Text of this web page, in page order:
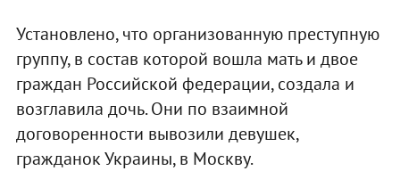
Установлено, что организованную преступную
группу, в состав которой вошла мать и двое
граждан Российской федерации, создала и
возглавила дочь. Они по взаимной
договоренности вывозили девушек,
гражданок Украины, в Москву.